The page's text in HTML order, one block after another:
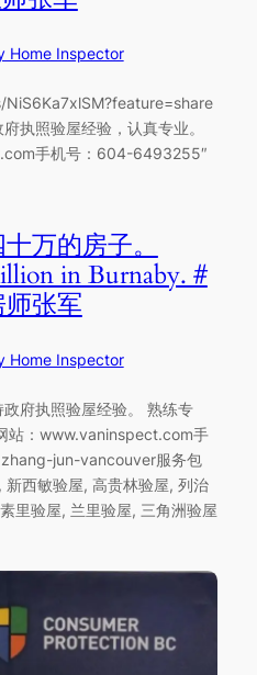
Home Inspector
执照验屋经验，认真专业。
手机号：604-6493255″
万的房子。
in Burnaby. #
张军
Home Inspector
府执照验屋经验。 熟练专
站：www.vaninspect.com手
jun-vancouver服务包
西敏验屋, 高贵林验屋, 列治
里验屋, 兰里验屋, 三角洲验屋